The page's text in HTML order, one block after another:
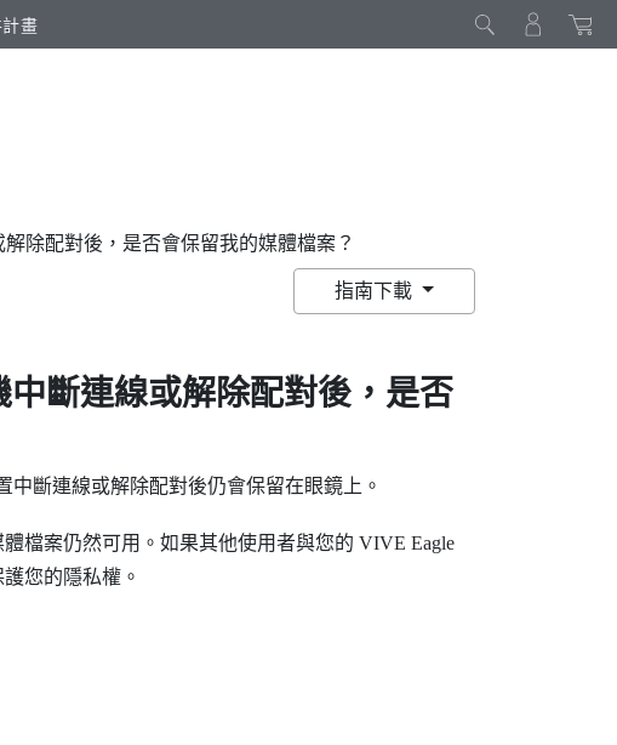
計畫​
除配對後，是否會保留我的媒體檔案？
指南下載
斷連線或解除配對後，是否
中斷連線或解除配對後仍會保留在眼鏡上。
檔案仍然可用。如果其他使用者與您的 VIVE Eagle
您的隱私權。